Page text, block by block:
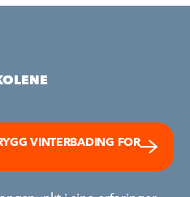
VINTERBADING FOR